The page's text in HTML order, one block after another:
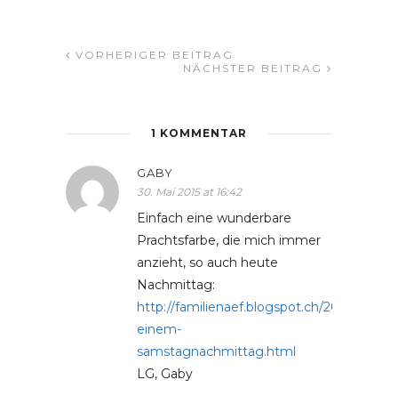
VORHERIGER BEITRAG
NÄCHSTER BEITRAG
1 KOMMENTAR
GABY
30. Mai 2015 at 16:42
Einfach eine wunderbare
Prachtsfarbe, die mich immer
anzieht, so auch heute
Nachmittag:
http://familienaef.blogspot.ch/2015/05/an-
einem-
samstagnachmittag.html
LG, Gaby